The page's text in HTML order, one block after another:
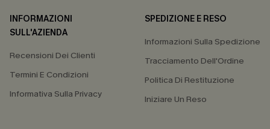
INFORMAZIONI
SULL'AZIENDA
Recensioni Dei Clienti
Termini E Condizioni
Informativa Sulla Privacy
SPEDIZIONE E RESO
Informazioni Sulla Spedizione
Tracciamento Dell'Ordine
Politica Di Restituzione
Iniziare Un Reso